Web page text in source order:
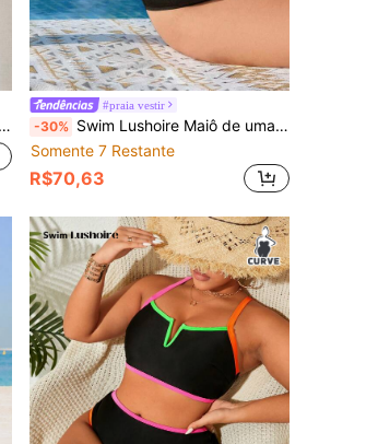
#praia vestir
-30% Swim Lushoire Maiô de uma peça com nervuras e detalhes dourados, Elegante roupa de praia feminina
Somente 7 Restante
R$70,63